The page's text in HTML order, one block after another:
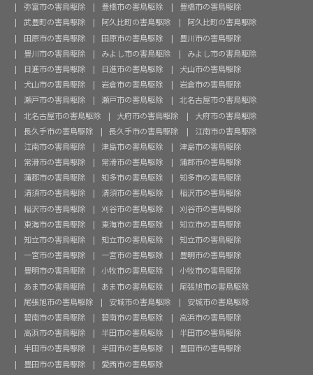
弥富市の害鳥駆除
豊橋市の害鳥駆除
豊橋市の害鳥駆除
武豊町の害鳥駆除
阿久比町の害鳥駆除
阿久比町の害鳥駆除
田原市の害鳥駆除
田原市の害鳥駆除
豊川市の害鳥駆除
豊川市の害鳥駆除
みよし市の害鳥駆除
みよし市の害鳥駆除
日進市の害鳥駆除
日進市の害鳥駆除
犬山市の害鳥駆除
犬山市の害鳥駆除
岩倉市の害鳥駆除
岩倉市の害鳥駆除
瀬戸市の害鳥駆除
瀬戸市の害鳥駆除
北名古屋市の害鳥駆除
北名古屋市の害鳥駆除
大府市の害鳥駆除
大府市の害鳥駆除
長久手市の害鳥駆除
長久手市の害鳥駆除
江南市の害鳥駆除
江南市の害鳥駆除
津島市の害鳥駆除
津島市の害鳥駆除
常滑市の害鳥駆除
常滑市の害鳥駆除
蒲郡市の害鳥駆除
蒲郡市の害鳥駆除
知多市の害鳥駆除
知多市の害鳥駆除
清須市の害鳥駆除
清須市の害鳥駆除
稲沢市の害鳥駆除
稲沢市の害鳥駆除
刈谷市の害鳥駆除
刈谷市の害鳥駆除
東海市の害鳥駆除
東海市の害鳥駆除
知立市の害鳥駆除
知立市の害鳥駆除
知立市の害鳥駆除
知立市の害鳥駆除
一宮市の害鳥駆除
一宮市の害鳥駆除
豊明市の害鳥駆除
豊明市の害鳥駆除
小牧市の害鳥駆除
小牧市の害鳥駆除
あま市の害鳥駆除
あま市の害鳥駆除
尾張旭市の害鳥駆除
尾張旭市の害鳥駆除
安城市の害鳥駆除
安城市の害鳥駆除
碧南市の害鳥駆除
碧南市の害鳥駆除
高浜市の害鳥駆除
高浜市の害鳥駆除
半田市の害鳥駆除
半田市の害鳥駆除
半田市の害鳥駆除
半田市の害鳥駆除
豊田市の害鳥駆除
豊田市の害鳥駆除
愛西市の害鳥駆除